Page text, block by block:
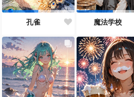
孔雀 魔法学校